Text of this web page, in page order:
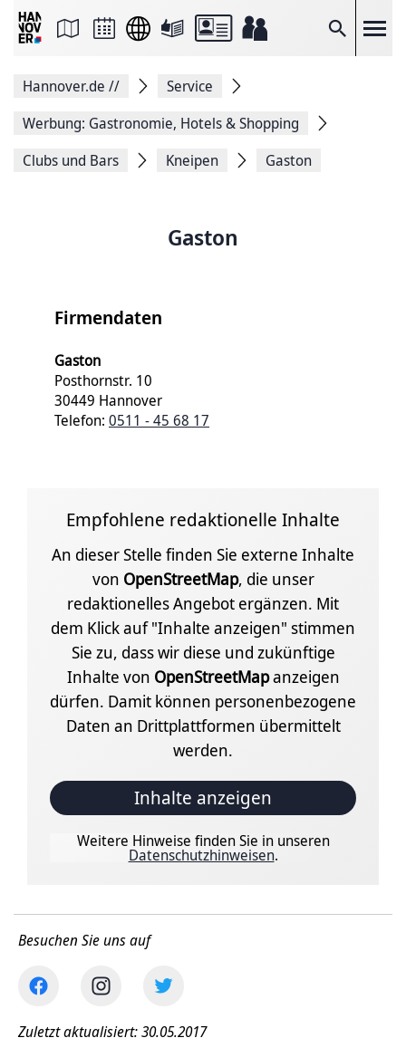
Suche
Seite
Facebook
teilen
Seitenlink
Hannover.de //
Service
Werbung: Gastronomie, Hotels & Shopping
Clubs und Bars
Kneipen Gaston
Gaston
Firmendaten
Gaston
Posthornstr. 10
30449 Hannover
Telefon: 0511 - 45 68 17
Empfohlene redaktionelle Inhalte
An dieser Stelle finden Sie externe Inhalte
von OpenStreetMap, die unser
redaktionelles Angebot ergänzen. Mit
dem Klick auf "Inhalte anzeigen" stimmen
Sie zu, dass wir diese und zukünftige
Inhalte von OpenStreetMapanzeigen
dürfen. Damit können personenbezogene
Daten an Drittplattformen übermittelt
werden.
Inhalte anzeigen
Weitere Hinweise finden Sie in unseren
Datenschutzhinweisen.
Besuchen Sie uns auf
Zuletzt aktualisiert: 30.05.2017